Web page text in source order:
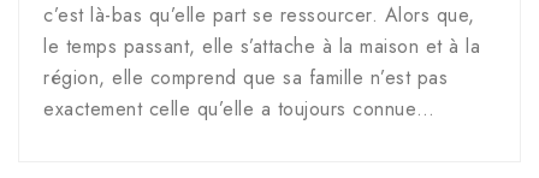
c’est là-bas qu’elle part se ressourcer. Alors que,
le temps passant, elle s’attache à la maison et à la
région, elle comprend que sa famille n’est pas
exactement celle qu’elle a toujours connue…